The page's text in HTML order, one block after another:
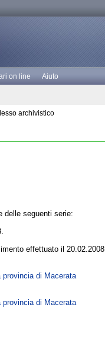
on line Aiuto
archivistico
delle seguenti serie:
effettuato il 20.02.2008.
provincia di Macerata
provincia di Macerata